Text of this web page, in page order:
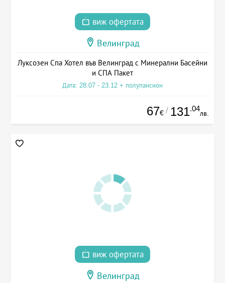
виж офертата
Велинград
Луксозен Спа Хотел във Велинград с Минерални Басейни
и СПА Пакет
Дата: 28.07 - 23.12 + полупансион
67€ / 131.04
лв.
виж офертата
Велинград